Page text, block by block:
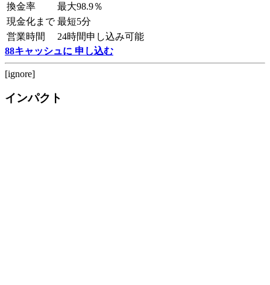
換金率
最大98.9％
現金化まで 最短5分
営業時間
24時間申し込み可能
88キャッシュに 申し込む
[ignore]
インパクト